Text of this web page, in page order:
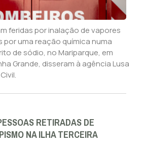
feridas por inalação de vapores
uma reação química numa
de sódio, no Mariparque, em
Grande, disseram à agência Lusa
RETIRADAS DE
NA ILHA TERCEIRA